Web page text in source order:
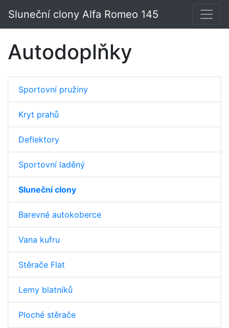
Sluneční clony Alfa Romeo 145
Autodoplňky
Sportovní pružiny
Kryt prahů
Deflektory
Sportovní laděný
Sluneční clony
Barevné autokoberce
Vana kufru
Stěrače Flat
Lemy blatníků
Ploché stěrače